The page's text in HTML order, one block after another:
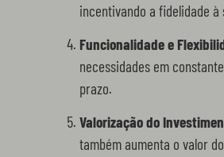
incentivando a fidelidade à
Funcionalidade e
necessidades em
prazo.
Valorização do
também aumenta o valor